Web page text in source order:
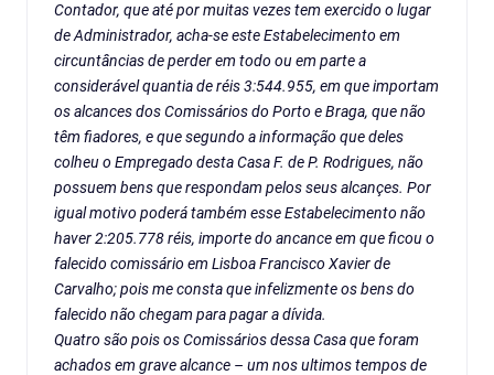
Contador, que até por muitas vezes tem exercido o lugar
de Administrador, acha-se este Estabelecimento em
circuntâncias de perder em todo ou em parte a
considerável quantia de réis 3:544.955, em que importam
os alcances dos Comissários do Porto e Braga, que não
têm fiadores, e que segundo a informação que deles
colheu o Empregado desta Casa F. de P. Rodrigues, não
possuem bens que respondam pelos seus alcançes. Por
igual motivo poderá também esse Estabelecimento não
haver 2:205.778 réis, importe do ancance em que ficou o
falecido comissário em Lisboa Francisco Xavier de
Carvalho; pois me consta que infelizmente os bens do
falecido não chegam para pagar a dívida.
Quatro são pois os Comissários dessa Casa que foram
achados em grave alcance – um nos ultimos tempos de